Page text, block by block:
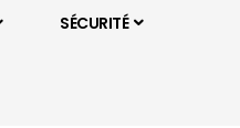
SÉCURITÉ